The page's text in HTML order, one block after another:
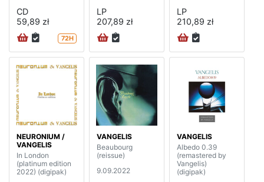
CD
59,89 zł
72H
LP
207,89 zł
LP
210,89 zł
NEURONIUM /
VANGELIS
In London
(platinum edition
2022) (digipak)
VANGELIS
Beaubourg
(reissue)
9.09.2022
VANGELIS
Albedo 0.39
(remastered by
Vangelis)
(digipak)